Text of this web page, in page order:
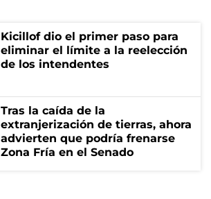
Kicillof dio el primer paso para
eliminar el límite a la reelección
de los intendentes
Tras la caída de la
extranjerización de tierras, ahora
advierten que podría frenarse
Zona Fría en el Senado